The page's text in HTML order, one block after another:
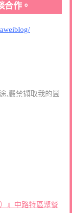
合作。
,嚴禁擷取我的圖
』中路特區聚餐